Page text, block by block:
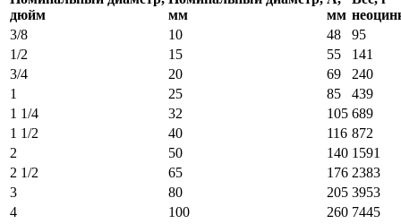
дюйм
мм
мм
3/8
10 48
95
1/2
15 55
141
3/4
20 69
240
1
25 85
439
1 1/4
32 105 689
1 1/2
40 116 872
2
50 140 1591
2 1/2
65 176 2383
3
80 205 3953
4
100 260 7445